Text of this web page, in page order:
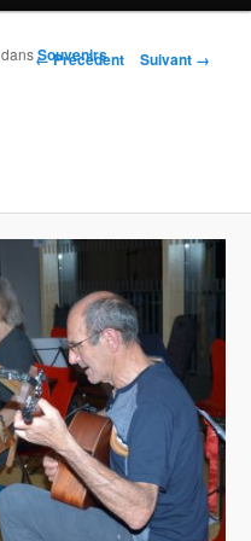
Navigation des images
← Précédent Suivant →
dansSouvenirs